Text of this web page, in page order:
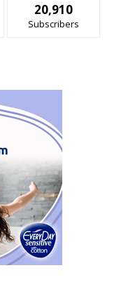
20,910
Subscribers